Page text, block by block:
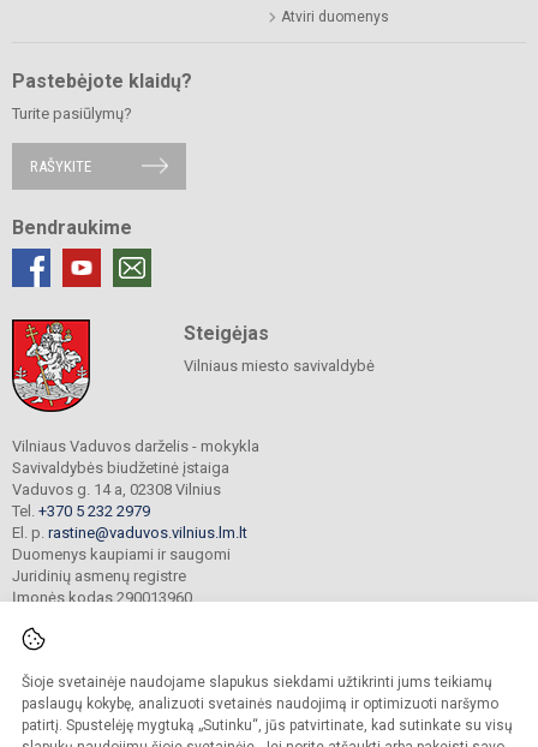
Šioje svetainėje naudojame slapukus siekdami užtikrinti jums teikiamų
paslaugų kokybę, analizuoti svetainės naudojimą ir optimizuoti naršymo
patirtį. Spustelėję mygtuką „Sutinku“, jūs patvirtinate, kad sutinkate su visų
Atviri duomenys
Pastebėjote klaidų?
Turite pasiūlymų?
RAŠYKITE
Bendraukime
Steigėjas
Vilniaus miesto savivaldybė
Vilniaus Vaduvos darželis - mokykla
Savivaldybės biudžetinė įstaiga
Vaduvos g. 14 a, 02308 Vilnius
Tel. +370 5 232 2979
El. p. rastine@vaduvos.vilnius.lm.lt
Duomenys kaupiami ir saugomi
Juridinių asmenų registre
Įmonės kodas 290013960
© 2023. Vilniaus Vaduvos darželis - mokykla. Visos teisės saugomos.
Kopijuoti turinį be raštiško įstaigos administracijos sutikimo griežtai draudžiama.
Prieinamumo paraiška Slapukų politika